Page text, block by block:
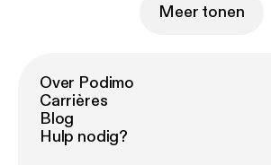
Meer tonen
Over Podimo
Carrières
Blog
Hulp nodig?